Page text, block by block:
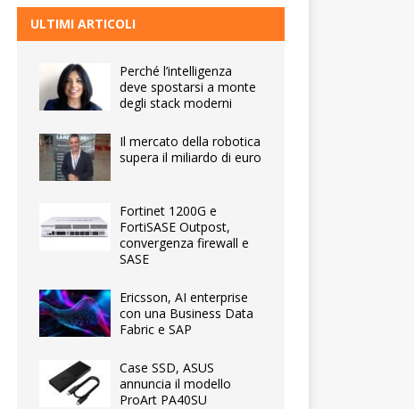
ULTIMI ARTICOLI
Perché l’intelligenza
deve spostarsi a monte
degli stack moderni
Il mercato della robotica
supera il miliardo di euro
Fortinet 1200G e
FortiSASE Outpost,
convergenza firewall e
SASE
Ericsson, AI enterprise
con una Business Data
Fabric e SAP
Case SSD, ASUS
annuncia il modello
ProArt PA40SU